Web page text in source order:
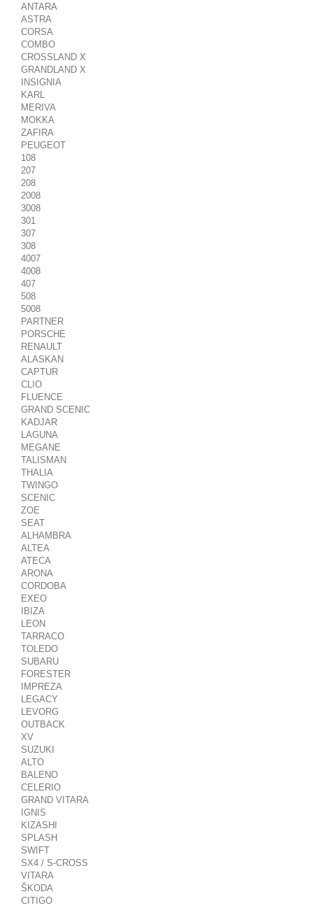
ANTARA
ASTRA
CORSA
COMBO
CROSSLAND X
GRANDLAND X
INSIGNIA
KARL
MERIVA
MOKKA
ZAFIRA
PEUGEOT
108
207
208
2008
3008
301
307
308
4007
4008
407
508
5008
PARTNER
PORSCHE
RENAULT
ALASKAN
CAPTUR
CLIO
FLUENCE
GRAND SCENIC
KADJAR
LAGUNA
MEGANE
TALISMAN
THALIA
TWINGO
SCENIC
ZOE
SEAT
ALHAMBRA
ALTEA
ATECA
ARONA
CORDOBA
EXEO
IBIZA
LEON
TARRACO
TOLEDO
SUBARU
FORESTER
IMPREZA
LEGACY
LEVORG
OUTBACK
XV
SUZUKI
ALTO
BALENO
CELERIO
GRAND VITARA
IGNIS
KIZASHI
SPLASH
SWIFT
SX4 / S-CROSS
VITARA
ŠKODA
CITIGO